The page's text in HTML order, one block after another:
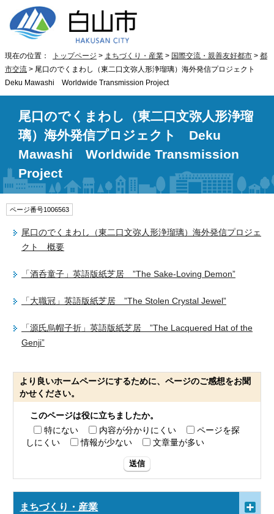
現在の位置： トップページ > まちづくり・産業 > 国際交流・親善友好都市 > 都
市交流 > 尾口のでくまわし（東二口文弥人形浄瑠璃）海外発信プロジェクト
Deku Mawashi Worldwide Transmission Project
尾口のでくまわし（東二口文弥人形浄瑠
璃）海外発信プロジェクト Deku
Mawashi Worldwide Transmission
Project
ページ番号1006563
尾口のでくまわし（東二口文弥人形浄瑠璃）海外発信プロジェ
クト 概要
「酒呑童子」英語版紙芝居 ”The Sake-Loving Demon”
「大職冠」英語版紙芝居 ”The Stolen Crystal Jewel”
「源氏烏帽子折」英語版紙芝居 ”The Lacquered Hat of the
Genji”
より良いホームページにするために、ページのご感想をお聞
かせください。
このページは役に立ちましたか。
特にない
内容が分かりにくい
ページを探
しにくい
情報が少ない 文章量が多い
送信
まちづくり・産業